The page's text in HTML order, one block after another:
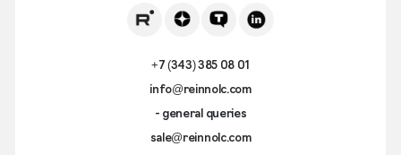
+7 (343) 385 08 01
info@reinnolc.com
- general queries
sale@reinnolc.com